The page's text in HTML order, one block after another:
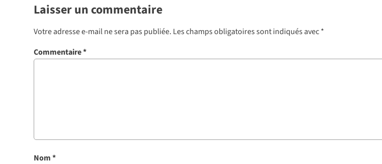
Laisser un commentaire
Votre adresse e-mail ne sera pas publiée. Les champs obligatoires sont indiqués avec*
Commentaire*
Nom*